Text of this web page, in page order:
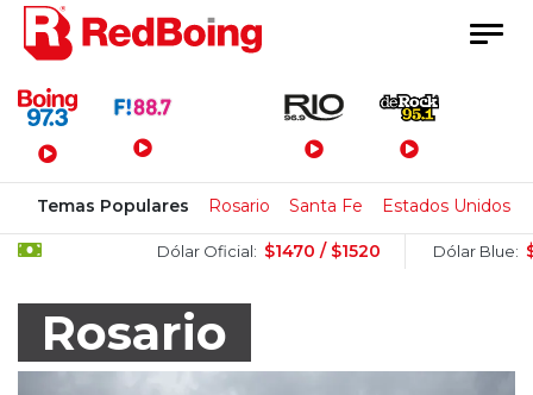
Menú Principal
Temas Populares Rosario Santa Fe Estados Unidos
Dólar Oficial: $1470 / $1520 Dólar Blue: $1505 /
Rosario